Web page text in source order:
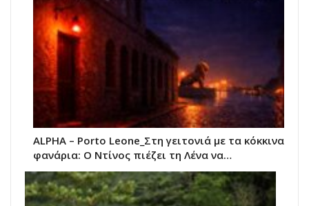
ALPHA – Porto Leone_Στη γειτονιά με τα κόκκινα
φανάρια: Ο Ντίνος πιέζει τη Λένα να…